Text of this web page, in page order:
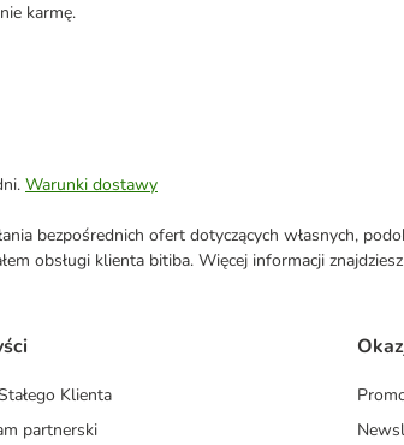
karmę.
Warunki dostawy
bezpośrednich ofert dotyczących własnych,
obsługi klienta bitiba. Więcej informacji
Klienta
partnerski